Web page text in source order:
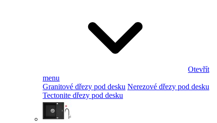
Otevřít
menu
Granitové dřezy pod desku Nerezové dřezy pod desku
Tectonite dřezy pod desku